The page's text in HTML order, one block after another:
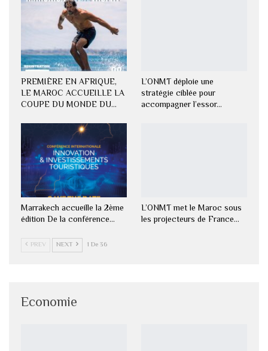
PREMIÈRE EN AFRIQUE,
LE MAROC ACCUEILLE LA
COUPE DU MONDE DU…
L’ONMT déploie une
stratégie ciblée pour
accompagner l’essor…
Marrakech accueille la 2ème
édition De la conférence…
L’ONMT met le Maroc sous
les projecteurs de France…
PREV NEXT 1 De 36
Economie